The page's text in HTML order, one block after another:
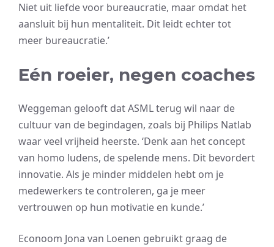
Niet uit liefde voor bureaucratie, maar omdat het
aansluit bij hun mentaliteit. Dit leidt echter tot
meer bureaucratie.’
Eén roeier, negen coaches
Weggeman gelooft dat ASML terug wil naar de
cultuur van de begindagen, zoals bij Philips Natlab
waar veel vrijheid heerste. ‘Denk aan het concept
van homo ludens, de spelende mens. Dit bevordert
innovatie. Als je minder middelen hebt om je
medewerkers te controleren, ga je meer
vertrouwen op hun motivatie en kunde.’
Econoom Jona van Loenen gebruikt graag de